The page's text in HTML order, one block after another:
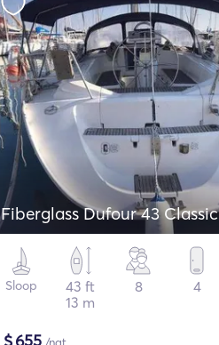
Fiberglass Dufour 43 Classic
Sloop
43 ft
13 m
8 4